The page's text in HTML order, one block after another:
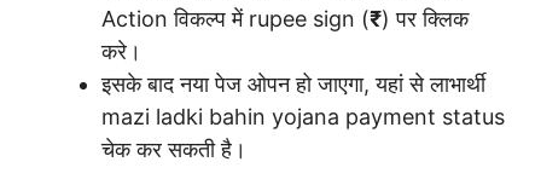
Action विकल्प में rupee sign (₹) पर क्लिक
करे।
इसके बाद नया पेज ओपन हो जाएगा, यहां से लाभार्थी
mazi ladki bahin yojana payment status
चेक कर सकती है।